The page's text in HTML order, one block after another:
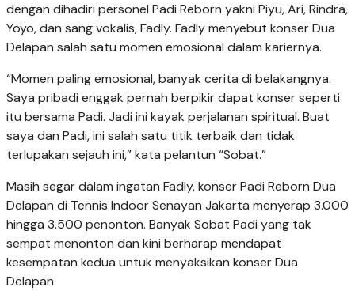
dengan dihadiri personel Padi Reborn yakni Piyu, Ari, Rindra,
Yoyo, dan sang vokalis, Fadly. Fadly menyebut konser Dua
Delapan salah satu momen emosional dalam kariernya.
“Momen paling emosional, banyak cerita di belakangnya.
Saya pribadi enggak pernah berpikir dapat konser seperti
itu bersama Padi. Jadi ini kayak perjalanan spiritual. Buat
saya dan Padi, ini salah satu titik terbaik dan tidak
terlupakan sejauh ini,” kata pelantun “Sobat.”
Masih segar dalam ingatan Fadly, konser Padi Reborn Dua
Delapan di Tennis Indoor Senayan Jakarta menyerap 3.000
hingga 3.500 penonton. Banyak Sobat Padi yang tak
sempat menonton dan kini berharap mendapat
kesempatan kedua untuk menyaksikan konser Dua
Delapan.